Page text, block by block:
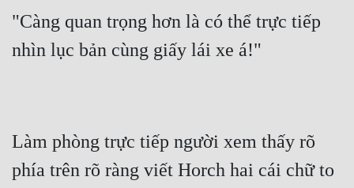
"Càng quan trọng hơn là có thể trực tiếp
nhìn lục bản cùng giấy lái xe á!"
Làm phòng trực tiếp người xem thấy rõ
phía trên rõ ràng viết Horch hai cái chữ to